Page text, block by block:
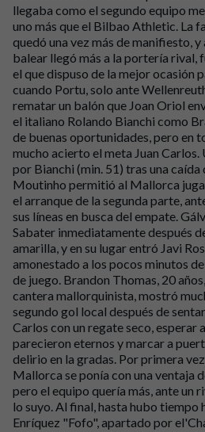
llegaba como el segundo equipo
uno más que el Bilbao Athletic. La
quedó una vez más de manifiesto, y
balear llegó más a la portería rival,
el que dispuso de la mejor ocasión
cuando Portu, solo ante
rematar un balón que Joan Oriol
el italiano Rolando Bianchi como
de buenas oportunidades, pero en
mucho acierto el meta Juan
por Bianchi (min. 51) tras una
Moutinho permitió al Mallorca
el arranque de la segunda parte,
sus líneas en busca del empate.
Sabater inmediatamente después
amarilla, y en su lugar entró Javi
amonestado a los pocos minutos
de juego. Brandon Thomas, 20
cantera mallorquinista, mostró
segundo gol local después de
Carlos con un regate seco, esperar
parecieron eternos y marcar a
delirio en la gradas. Por primera
Mallorca se ponía con una ventaja
pero el equipo quería más, ante un
lo suyo. Al final, hasta hubo tiempo
Enríquez "Fofo", apartado por